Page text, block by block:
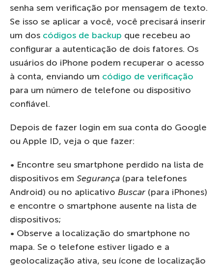
senha sem verificação por mensagem de texto.
Se isso se aplicar a você, você precisará inserir
um dos códigos de backup que recebeu ao
configurar a autenticação de dois fatores. Os
usuários do iPhone podem recuperar o acesso
à conta, enviando um código de verificação
para um número de telefone ou dispositivo
confiável.
Depois de fazer login em sua conta do Google
ou Apple ID, veja o que fazer:
• Encontre seu smartphone perdido na lista de
dispositivos em Segurança (para telefones
Android) ou no aplicativo Buscar (para iPhones)
e encontre o smartphone ausente na lista de
dispositivos;
• Observe a localização do smartphone no
mapa. Se o telefone estiver ligado e a
geolocalização ativa, seu ícone de localização